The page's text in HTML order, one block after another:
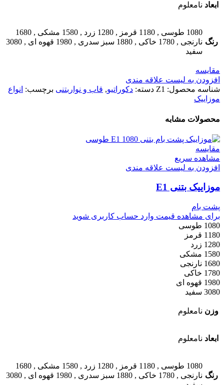
ابعاد نامعلوم
رنگ
1080 طوسی , 1180 قرمز , 1280 زرد , 1580 مشکی ,
1680
نارنجی , 1780 خاکی , 1880 سبز سدری , 1980 قهوه ای ,
3080
سفید
مقایسه
افزودن به لیست علاقه مندی
شناسه محصول: Z1 دسته: دکوراتیو, قاب و نواربتنی برچسب: انواع
موزاییک
محصولات مشابه
مقایسه
مشاهده سریع
افزودن به لیست علاقه مندی
موزاییک بتنی E1
پشت بام
برای مشاهده قیمت وارد حساب کاربری شوید
1080 طوسی
1180 قرمز
1280 زرد
1580 مشکی
1680 نارنجی
1780 خاکی
1980 قهوه ای
3080 سفید
وزن نامعلوم
ابعاد نامعلوم
رنگ
1080 طوسی , 1180 قرمز , 1280 زرد , 1580 مشکی ,
1680
نارنجی , 1780 خاکی , 1880 سبز سدری , 1980 قهوه ای ,
3080